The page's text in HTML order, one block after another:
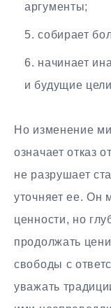
аргументы;
собирает
начинает
и будущие
Но изменение
означает отказ
не разрушает
уточняет ее. Он
ценности, но
продолжать
свободы с
уважать